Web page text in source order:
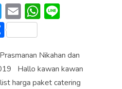
T
w
itt
er
E
m
ai
l
W
s
A
S
ar
e
Nikahan dan
Hallo kawan kawan
harga paket catering